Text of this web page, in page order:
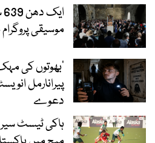
موسیقی
‘بھوتوں کی
پیرانارمل
دعوے
ہاکی ٹیسٹ